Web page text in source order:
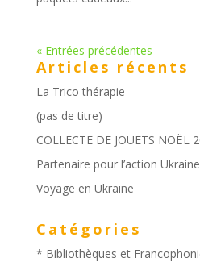
« Entrées précédentes
Articles récents
La Trico thérapie
(pas de titre)
COLLECTE DE JOUETS NOËL
Partenaire pour l’action
Voyage en Ukraine
Catégories
* Bibliothèques et